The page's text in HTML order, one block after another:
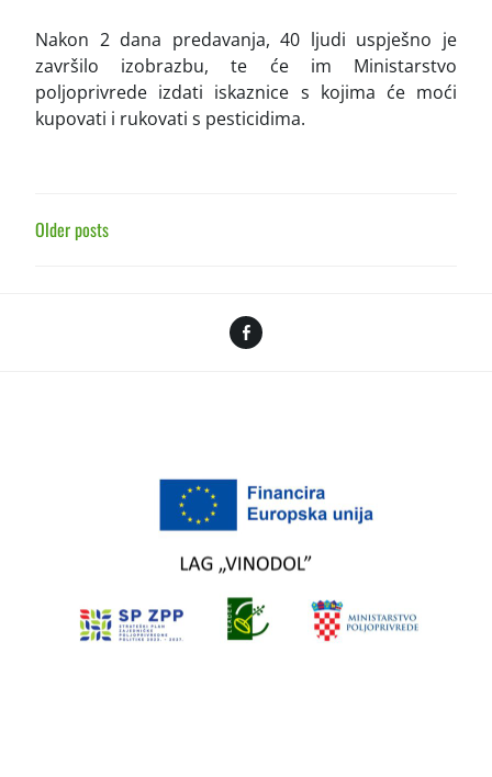
Nakon 2 dana predavanja, 40 ljudi uspješno je
završilo izobrazbu, te će im Ministarstvo
poljoprivrede izdati iskaznice s kojima će moći
kupovati i rukovati s pesticidima.
POSTS
Older posts